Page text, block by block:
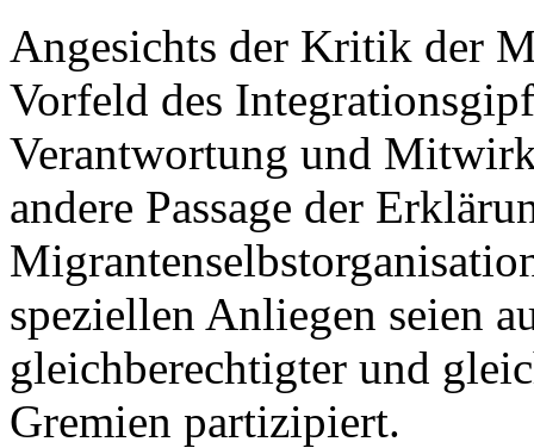
Angesichts der Kritik der
Vorfeld des
Verantwortung und
andere Passage der
speziellen Anliegen seien
gleichberechtigter und
Gremien partizipiert.